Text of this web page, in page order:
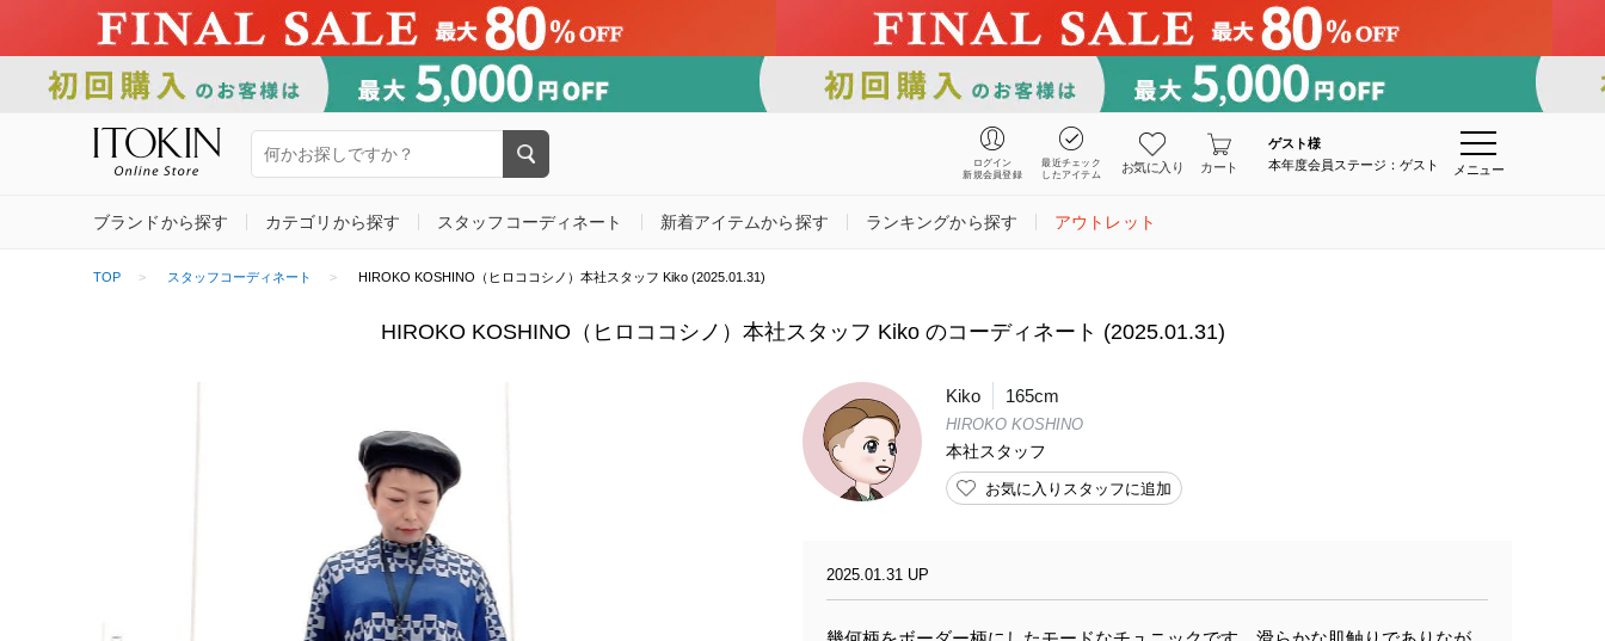
ログイン
新規会員登録
最近チェック
したアイテム
お気に入り カート
ゲスト様
本年度会員ステージ：ゲスト
メニュー
ブランドから探す カテゴリから探す スタッフコーディネート 新着アイテムから探す ランキングから探す アウトレット
TOP スタッフコーディネート HIROKO KOSHINO（ヒロココシノ）本社スタッフ Kiko (2025.01.31)
HIROKO KOSHINO（ヒロココシノ）本社スタッフ Kiko のコーディネート (2025.01.31)
Kiko 165cm
HIROKO KOSHINO
本社スタッフ
お気に入りスタッフに追加
2025.01.31 UP